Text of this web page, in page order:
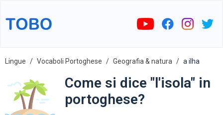
Lingue Vocaboli Portoghese Geografia & natura a ilha
Come si dice "l'isola" in
portoghese?